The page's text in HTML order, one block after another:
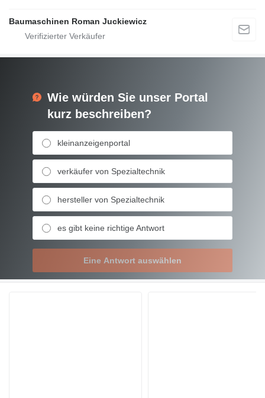
Baumaschinen Roman Juckiewicz
Wie würden Sie unser Portal
kurz beschreiben?
kleinanzeigenportal
verkäufer von Spezialtechnik
hersteller von Spezialtechnik
es gibt keine richtige Antwort
Eine Antwort auswählen